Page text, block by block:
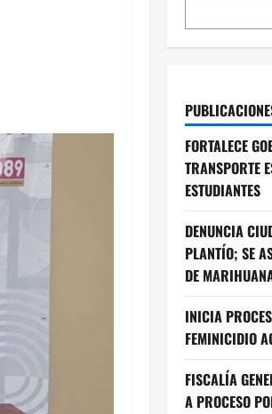
FORTALECE
TRANSPORTE
ESTUDIANTES
DENUNCIA
PLANTÍO; SE
DE
INICIA
FEMINICIDIO
FISCALÍA
A PROCESO